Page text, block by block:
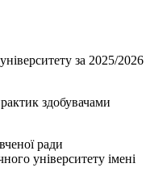
за 2025/2026
здобувачами
ради
університету імені